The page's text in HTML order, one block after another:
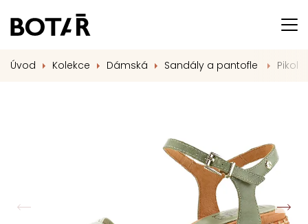
Úvod Kolekce Dámská Sandály a pantofle